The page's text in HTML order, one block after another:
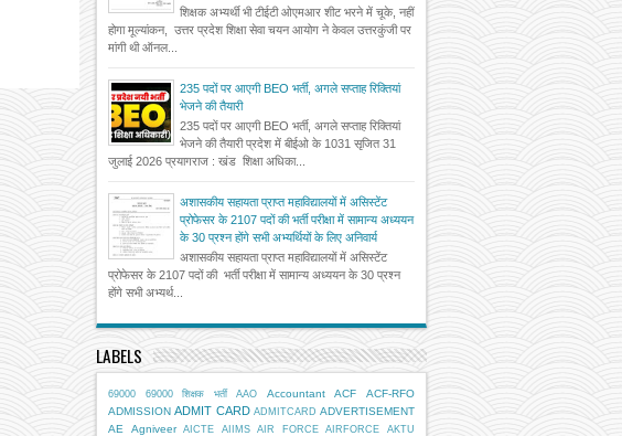
शिक्षक अभ्यर्थी भी टीईटी ओएमआर शीट भरने में चूके, नहीं
होगा मूल्यांकन, उत्तर प्रदेश शिक्षा सेवा चयन आयोग ने केवल उत्तरकुंजी पर
मांगी थी ऑनल...
235 पदों पर आएगी BEO भर्ती, अगले सप्ताह रिक्तियां
भेजने की तैयारी
235 पदों पर आएगी BEO भर्ती, अगले सप्ताह रिक्तियां
भेजने की तैयारी प्रदेश में बीईओ के 1031 सृजित 31
जुलाई 2026 प्रयागराज : खंड शिक्षा अधिका...
अशासकीय सहायता प्राप्त महाविद्यालयों में असिस्टेंट
प्रोफेसर के 2107 पदों की भर्ती परीक्षा में सामान्य अध्ययन
के 30 प्रश्न होंगे सभी अभ्यर्थियों के लिए अनिवार्य
अशासकीय सहायता प्राप्त महाविद्यालयों में असिस्टेंट
प्रोफेसर के 2107 पदों की भर्ती परीक्षा में सामान्य अध्ययन के 30 प्रश्न
होंगे सभी अभ्यर्थ...
LABELS
69000 69000 शिक्षक भर्ती AAO Accountant ACF
ACF-RFO
ADMISSION ADMIT CARD ADMITCARD ADVERTISEMENT
AE
Agniveer AICTE AIIMS AIR FORCE AIRFORCE
AKTU